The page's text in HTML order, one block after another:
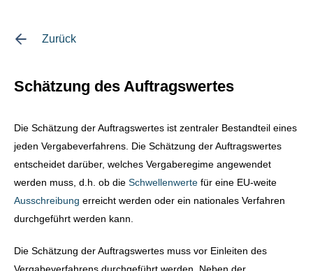
Zurück
Schätzung des Auftragswertes
Die Schätzung der Auftragswertes ist zentraler Bestandteil eines
jeden Vergabeverfahrens. Die Schätzung der Auftragswertes
entscheidet darüber, welches Vergaberegime angewendet
werden muss, d.h. ob die Schwellenwerte für eine EU-weite
Ausschreibung erreicht werden oder ein nationales Verfahren
durchgeführt werden kann.
Die Schätzung der Auftragswertes muss vor Einleiten des